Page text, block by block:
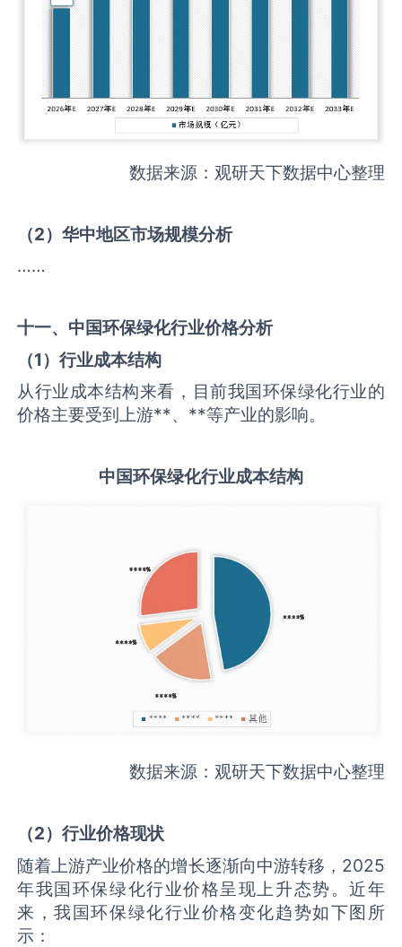
数据来源：观研天下数据中心整理
（2）华中地区市场规模分析
……
十一、中国环保绿化行业价格分析
（1）行业成本结构
从行业成本结构来看，目前我国环保绿化行业的
价格主要受到上游**、**等产业的影响。
中国环保绿化行业成本结构
数据来源：观研天下数据中心整理
（2）行业价格现状
随着上游产业价格的增长逐渐向中游转移，2025
年我国环保绿化行业价格呈现上升态势。近年
来，我国环保绿化行业价格变化趋势如下图所
示：